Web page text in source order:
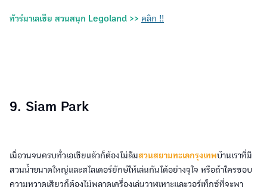
ทัวร์มาเลเซีย สวนสนุก Legoland >> คลิก !!
9. Siam Park
เมื่อวนจนครบทั่วเอเชียแล้วก็ต้องไม่ลืมสวนสยามทะเลกรุงเทพบ้านเราที่มี
สวนน้ำขนาดใหญ่และสไลเดอร์ยักษ์ให้เล่นกันได้อย่างจุใจ หรือถ้าใครชอบ
ความหวาดเสียวก็ต้องไม่พลาดเครื่องเล่นวาฬเหาะและวอร์เท็กซ์ที่จะพา